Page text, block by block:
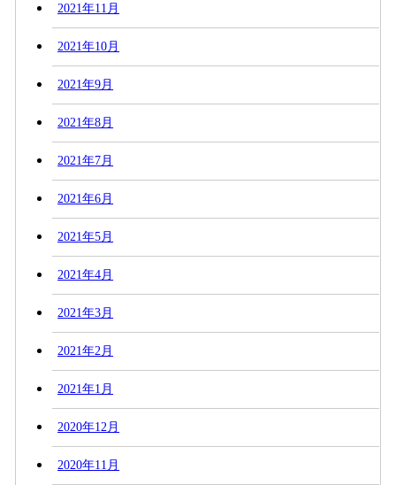
2021年11月
2021年10月
2021年9月
2021年8月
2021年7月
2021年6月
2021年5月
2021年4月
2021年3月
2021年2月
2021年1月
2020年12月
2020年11月